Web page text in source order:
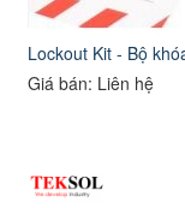
Lockout Kit - Bộ
Giá bán: Liên hệ